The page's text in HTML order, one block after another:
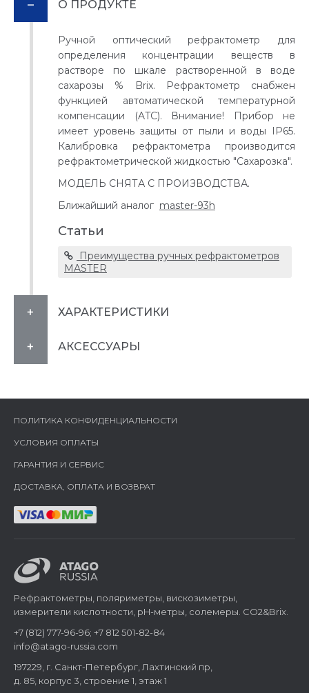
О ПРОДУКТЕ
Ручной оптический рефрактометр для
определения концентрации веществ в
растворе по шкале растворенной в воде
сахарозы % Brix. Рефрактометр снабжен
функцией автоматической температурной
компенсации (ATC). Внимание! Прибор не
имеет уровень защиты от пыли и воды IP65.
Калибровка рефрактометра производится
рефрактометрической жидкостью "Сахарозка".
МОДЕЛЬ СНЯТА С ПРОИЗВОДСТВА.
Ближайший аналог master-93h
Статьи
Преимущества ручных рефрактометров
MASTER
ХАРАКТЕРИСТИКИ
АКСЕССУАРЫ
ПОЛИТИКА КОНФИДЕНЦИАЛЬНОСТИ
УСЛОВИЯ ОПЛАТЫ
ГАРАНТИЯ И СЕРВИС
ДОСТАВКА, ОПЛАТА И ВОЗВРАТ
Рефрактометры, поляриметры, вискозиметры,
измерители кислотности, pH-метры, солемеры. CO2&Brix.
+7 (812) 777-96-96; +7 812 501-82-84
info@atago-russia.com
197229, г. Санкт-Петербург, Лахтинский пр,
д. 85, корпус 3, строение 1, этаж 1